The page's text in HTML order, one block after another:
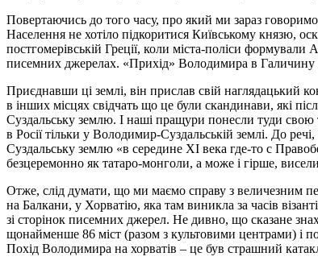
Повертаючись до того часу, про який ми зараз
Населення не хотіло підкоритися Київському князю,
постгомерівській Греції, коли міста-поліси
писемних джерелах. «Прихід» Володимира в Галичину
Приєднавши ці землі, він прислав свій наглядацький
в інших місцях свідчать що це були скандинави, які
Суздальську землю. І наші пращури понесли туди свою
в Росії тільки у Володимир-Суздальській землі. До
Суздальську землю «в середине ХІ века где-то с
безцеремонно як татаро-монголи, а може і гірше,
Отже, слід думати, що ми маємо справу з величезним
на Балкани, у Хорватію, яка там виникла за часів
зі сторінок писемних джерел. Не дивно, що сказане
щонайменше 86 міст (разом з культовими центрами) і
Похід Володимира на хорватів – це був страшний